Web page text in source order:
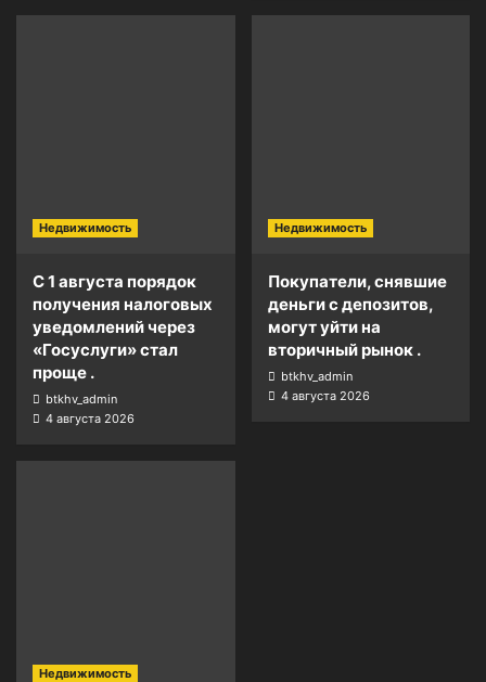
Недвижимость
С 1 августа порядок
получения налоговых
уведомлений через
«Госуслуги» стал
проще .
btkhv_admin
4 августа 2026
Недвижимость
Покупатели, снявшие
деньги с депозитов,
могут уйти на
вторичный рынок .
btkhv_admin
4 августа 2026
Недвижимость